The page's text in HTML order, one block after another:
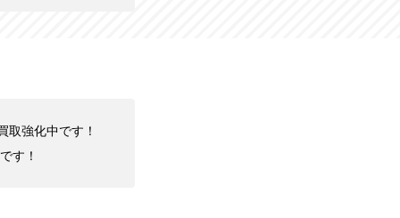
取強化中です！
す！